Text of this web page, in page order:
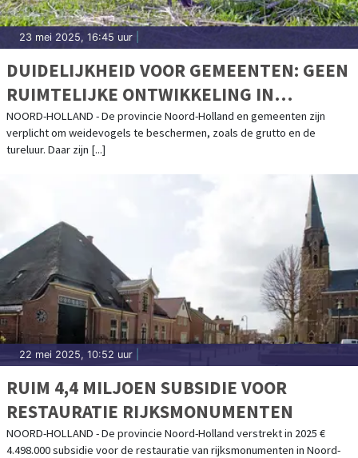
23 mei 2025, 16:45 uur
DUIDELIJKHEID VOOR GEMEENTEN: GEEN
RUIMTELIJKE ONTWIKKELING IN
WEIDEVOGELGEBIEDEN
NOORD-HOLLAND - De provincie Noord-Holland en gemeenten zijn
verplicht om weidevogels te beschermen, zoals de grutto en de
tureluur. Daar zijn [...]
22 mei 2025, 10:52 uur
RUIM 4,4 MILJOEN SUBSIDIE VOOR
RESTAURATIE RIJKSMONUMENTEN
NOORD-HOLLAND - De provincie Noord-Holland verstrekt in 2025 €
4.498.000 subsidie voor de restauratie van rijksmonumenten in Noord-